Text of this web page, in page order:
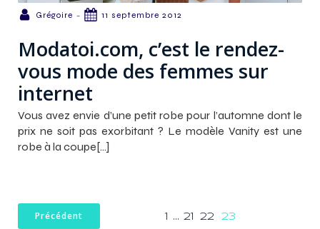
Grégoire - 11 septembre 2012
Modatoi.com, c’est le rendez-
vous mode des femmes sur
internet
Vous avez envie d’une petit robe pour l’automne dont le
prix ne soit pas exorbitant ? Le modèle Vanity est une
robe à la coupe[…]
Précédent 1 … 21 22 23